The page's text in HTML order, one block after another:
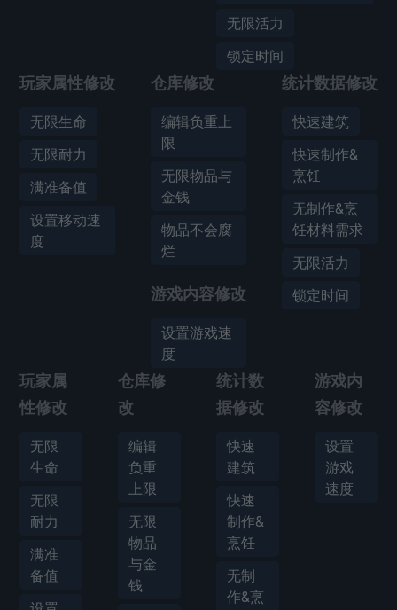
无限活力
锁定时间
玩家属性修改
无限生命
无限耐力
满准备值
设置移动速
度
仓库修改
编辑负重上
限
无限物品与
金钱
物品不会腐
烂
游戏内容修改
设置游戏速
度
统计数据修改
快速建筑
快速制作&
烹饪
无制作&烹
饪材料需求
无限活力
锁定时间
玩家属
性修改
无限
生命
无限
耐力
满准
备值
仓库修
改
编辑
负重
上限
无限
物品
与金
钱
统计数
据修改
快速
建筑
快速
制作&
烹饪
无制
作&烹
游戏内
容修改
设置
游戏
速度